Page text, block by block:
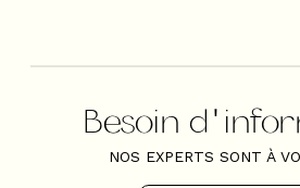
Besoin
NOS EXPERTS SONT À